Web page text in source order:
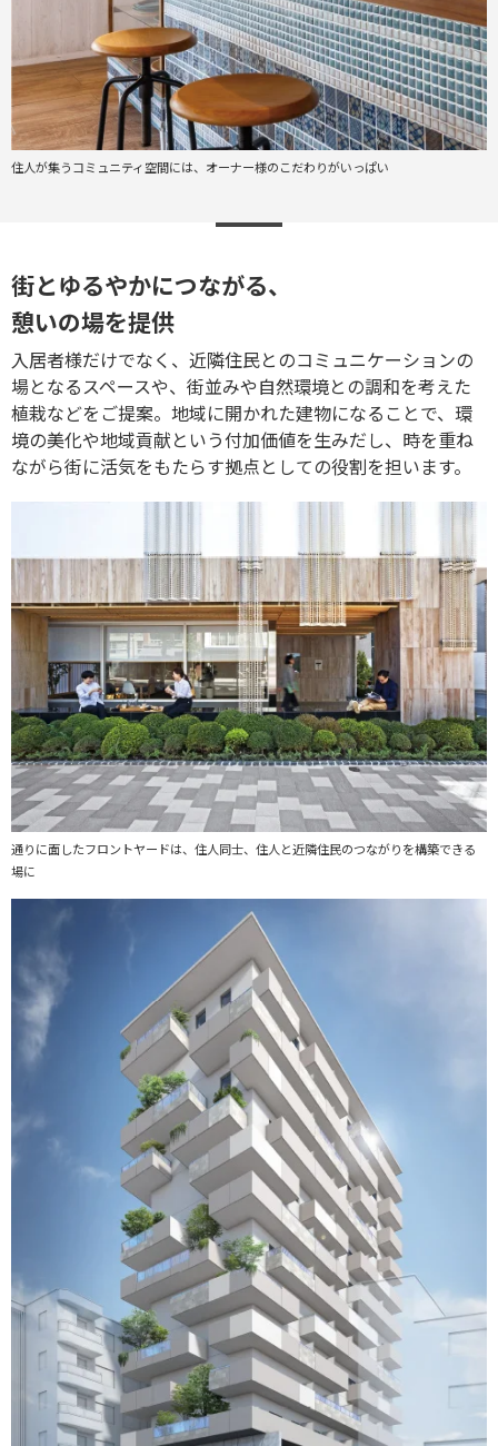
住人が集うコミュニティ空間には、オーナー様のこだわりがいっぱい
街とゆるやかにつながる、
憩いの場を提供
入居者様だけでなく、近隣住民とのコミュニケーションの
場となるスペースや、街並みや自然環境との調和を考えた
植栽などをご提案。地域に開かれた建物になることで、環
境の美化や地域貢献という付加価値を生みだし、時を重ね
ながら街に活気をもたらす拠点としての役割を担います。
通りに面したフロントヤードは、住人同士、住人と近隣住民のつながりを構築できる
場に